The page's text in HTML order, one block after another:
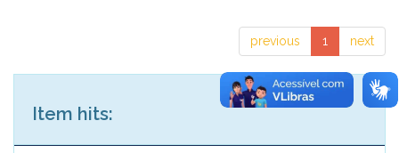
previous 1 next
Item hits: